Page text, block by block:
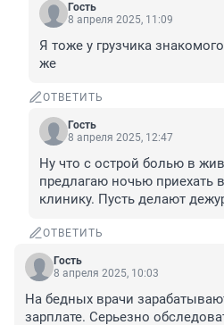
Гость
8 апреля 2025, 11:09
Я тоже у грузчика
же
ОТВЕТИТЬ
Гость
8 апреля 2025, 12:47
Ну что с острой болью в
предлагаю ночью приехать
клинику. Пусть делают
ОТВЕТИТЬ
Гость
8 апреля 2025, 10:03
На бедных врачи
зарплате. Серьезно